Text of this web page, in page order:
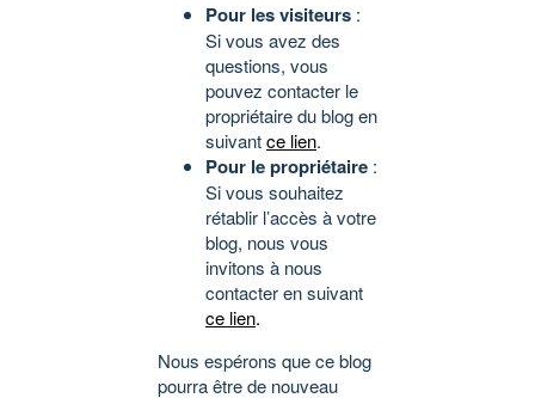
Pour les visiteurs :
Si vous avez des
questions, vous
pouvez contacter le
propriétaire du blog en
suivantce lien.
Pour le propriétaire :
Si vous souhaitez
rétablir l’accès à votre
blog, nous vous
invitons à nous
contacter en suivant
ce lien.
Nous espérons que ce blog
pourra être de nouveau